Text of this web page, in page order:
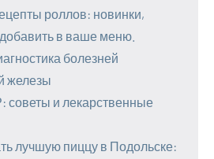
роллов: новинки,
в ваше меню.
болезней
железы
советы и лекарственные
лучшую пиццу в Подольске: